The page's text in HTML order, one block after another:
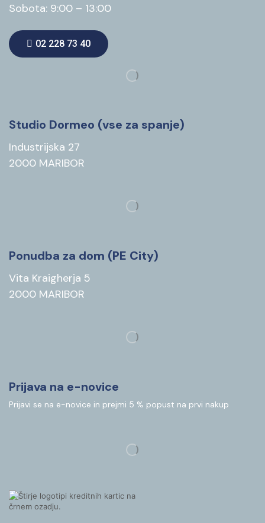
Sobota: 9:00 – 13:00
02 228 73 40
Studio Dormeo (vse za spanje)
Industrijska 27
2000 MARIBOR
Ponudba za dom (PE City)
Vita Kraigherja 5
2000 MARIBOR
Prijava na e-novice
Prijavi se na e-novice in prejmi 5 % popust na prvi nakup